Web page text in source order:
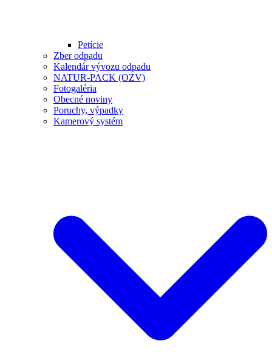
Petície
Zber odpadu
Kalendár vývozu odpadu
NATUR-PACK (OZV)
Fotogaléria
Obecné noviny
Poruchy, výpadky
Kamerový systém